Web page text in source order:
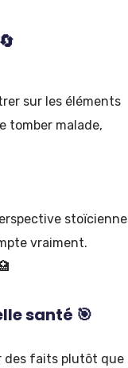
sur les éléments
tomber malade,
stoïcienne
vraiment.
santé 🎯
des faits plutôt que